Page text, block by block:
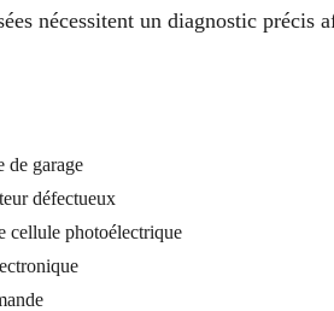
nécessitent un diagnostic précis
de garage
défectueux
cellule photoélectrique